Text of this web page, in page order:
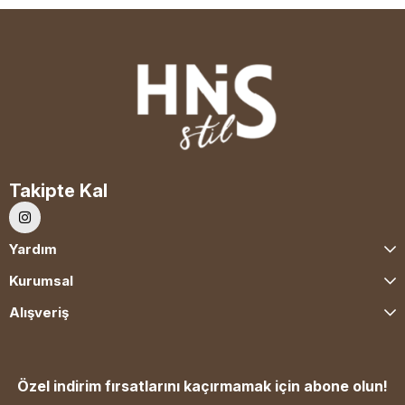
Takipte Kal
Yardım
Kurumsal
Alışveriş
Özel indirim fırsatlarını kaçırmamak için abone olun!